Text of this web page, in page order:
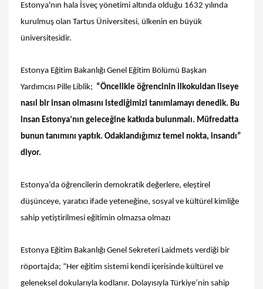
Estonya'nın hala İsveç yönetimi altında olduğu 1632 yılında
kurulmuş olan Tartus Üniversitesi, ülkenin en büyük
üniversitesidir.
Estonya Eğitim Bakanlığı Genel Eğitim Bölümü Başkan
Yardımcısı Pille Liblik; “Öncelikle öğrencinin ilkokuldan liseye
nasıl bir insan olmasını istediğimizi tanımlamayı denedik. Bu
insan Estonya’nın geleceğine katkıda bulunmalı. Müfredatta
bunun tanımını yaptık. Odaklandığımız temel nokta, insandı”
diyor.
Estonya’da öğrencilerin demokratik değerlere, eleştirel
düşünceye, yaratıcı ifade yeteneğine, sosyal ve kültürel kimliğe
sahip yetiştirilmesi eğitimin olmazsa olmazı
Estonya Eğitim Bakanlığı Genel Sekreteri Laidmets verdiği bir
röportajda; “Her eğitim sistemi kendi içerisinde kültürel ve
geleneksel dokularıyla kodlanır. Dolayısıyla Türkiye’nin sahip